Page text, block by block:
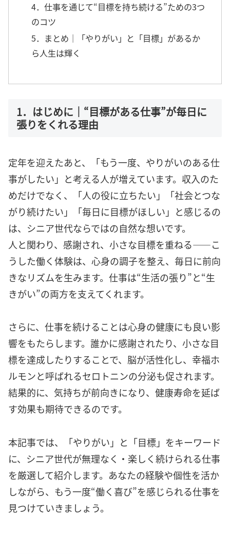
4．仕事を通じて“目標を持ち続ける”ための3つ
のコツ
5．まとめ｜「やりがい」と「目標」があるか
ら人生は輝く
1．はじめに｜“目標がある仕事”が毎日に
張りをくれる理由
定年を迎えたあと、「もう一度、やりがいのある仕
事がしたい」と考える人が増えています。収入のた
めだけでなく、「人の役に立ちたい」「社会とつな
がり続けたい」「毎日に目標がほしい」と感じるの
は、シニア世代ならではの自然な想いです。
人と関わり、感謝され、小さな目標を重ねる――こ
うした働く体験は、心身の調子を整え、毎日に前向
きなリズムを生みます。仕事は“生活の張り”と“生
きがい”の両方を支えてくれます。
さらに、仕事を続けることは心身の健康にも良い影
響をもたらします。誰かに感謝されたり、小さな目
標を達成したりすることで、脳が活性化し、幸福ホ
ルモンと呼ばれるセロトニンの分泌も促されます。
結果的に、気持ちが前向きになり、健康寿命を延ば
す効果も期待できるのです。
本記事では、「やりがい」と「目標」をキーワード
に、シニア世代が無理なく・楽しく続けられる仕事
を厳選して紹介します。あなたの経験や個性を活か
しながら、もう一度“働く喜び”を感じられる仕事を
見つけていきましょう。